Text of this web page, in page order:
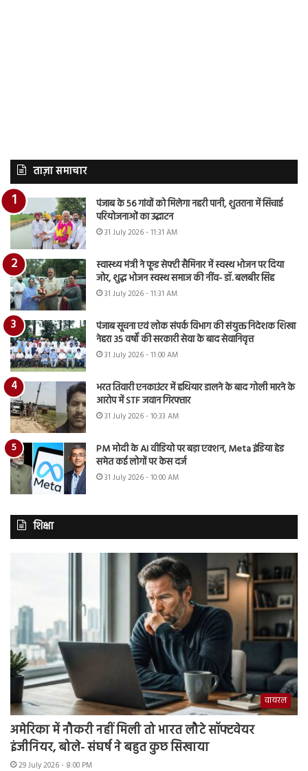
ताज़ा समाचार
पंजाब के 56 गांवों को मिलेगा नहरी पानी, शुतराना में सिंचाई
परियोजनाओं का उद्घाटन
31 July 2026 - 11:31 AM
स्वास्थ्य मंत्री ने फूड सेफ्टी सैमिनार में स्वस्थ भोजन पर दिया
जोर, शुद्ध भोजन स्वस्थ समाज की नींव- डॉ. बलबीर सिंह
31 July 2026 - 11:31 AM
पंजाब सूचना एवं लोक संपर्क विभाग की संयुक्त निदेशक शिखा
नेहरा 35 वर्षों की सरकारी सेवा के बाद सेवानिवृत्त
31 July 2026 - 11:00 AM
भरत तिवारी एनकाउंटर में हथियार डालने के बाद गोली मारने के
आरोप में STF जवान गिरफ्तार
31 July 2026 - 10:33 AM
PM मोदी के AI वीडियो पर बड़ा एक्शन, Meta इंडिया हेड
समेत कई लोगों पर केस दर्ज
31 July 2026 - 10:00 AM
शिक्षा
वायरल
अमेरिका में नौकरी नहीं मिली तो भारत लौटे सॉफ्टवेयर
इंजीनियर, बोले- संघर्ष ने बहुत कुछ सिखाया
29 July 2026 - 8:00 PM